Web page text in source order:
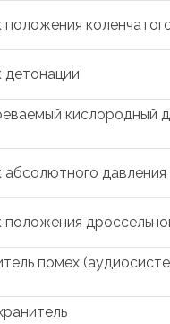
положения
детонации
кислородный
абсолютного
положения
помех